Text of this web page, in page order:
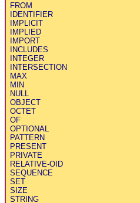
FROM
IDENTIFIER
IMPLICIT
IMPLIED
IMPORT
INCLUDES
INTEGER
INTERSECTION
MAX
MIN
NULL
OBJECT
OCTET
OF
OPTIONAL
PATTERN
PRESENT
PRIVATE
RELATIVE-OID
SEQUENCE
SET
SIZE
STRING